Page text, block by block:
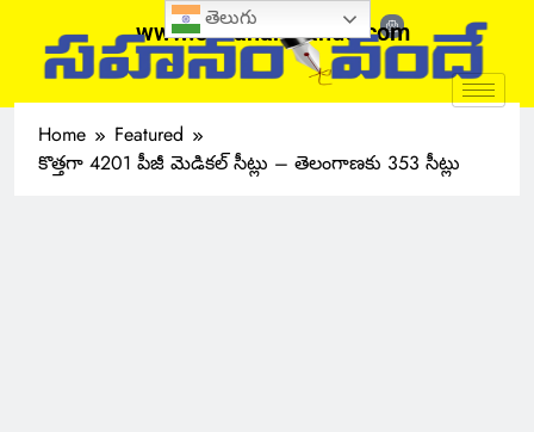
www.sahanamvande.com
Home
Featured
కొత్తగా 4201 పీజీ మెడికల్ సీట్లు – తెలంగాణకు 353 సీట్లు
తెలుగు